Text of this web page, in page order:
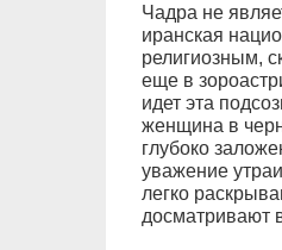
Чадра не
иранская
религиозным,
еще в
идет эта
женщина в
глубоко
уважение
легко
досматривают